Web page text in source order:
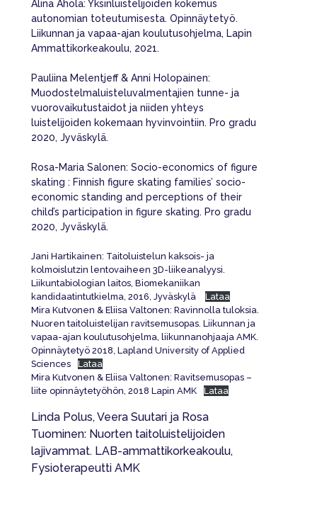
Alina Ahola: Yksinluistelijoiden kokemus
autonomian toteutumisesta. Opinnäytetyö.
Liikunnan ja vapaa-ajan koulutusohjelma, Lapin
Ammattikorkeakoulu, 2021.
Pauliina Melentjeff & Anni Holopainen:
Muodostelmaluisteluvalmentajien tunne- ja
vuorovaikutustaidot ja niiden yhteys
luistelijoiden kokemaan hyvinvointiin. Pro gradu
2020, Jyväskylä.
Rosa-Maria Salonen: Socio-economics of figure
skating : Finnish figure skating families’ socio-
economic standing and perceptions of their
child’s participation in figure skating. Pro gradu
2020, Jyväskylä.
Jani Hartikainen: Taitoluistelun kaksois- ja
kolmoislutzin lentovaiheen 3D-liikeanalyysi.
Liikuntabiologian laitos, Biomekaniikan
kandidaatintutkielma, 2016, Jyväskylä
Lataa
Mira Kutvonen & Eliisa Valtonen: Ravinnolla tuloksia.
Nuoren taitoluistelijan ravitsemusopas. Liikunnan ja
vapaa-ajan koulutusohjelma, liikunnanohjaaja AMK.
Opinnäytetyö 2018, Lapland University of Applied
Sciences
Lataa
Mira Kutvonen & Eliisa Valtonen: Ravitsemusopas –
liite opinnäytetyöhön, 2018 Lapin AMK
Lataa
Linda Polus, Veera Suutari ja Rosa
Tuominen: Nuorten taitoluistelijoiden
lajivammat. LAB-ammattikorkeakoulu,
Fysioterapeutti AMK